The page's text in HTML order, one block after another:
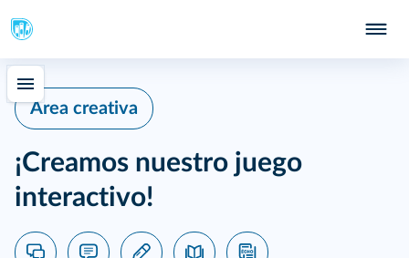
Área creativa
¡Creamos nuestro juego
interactivo!